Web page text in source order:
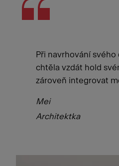
Při navrhování svého
chtěla vzdát hold
zároveň integrovat
Mei
Architektka